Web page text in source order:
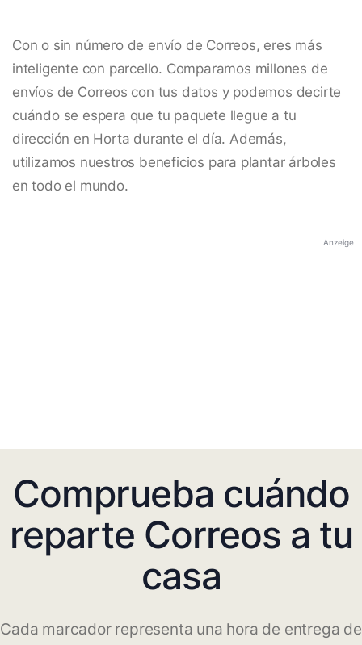
Con o sin número de envío de Correos, eres más
inteligente con parcello. Comparamos millones de
envíos de Correos con tus datos y podemos decirte
cuándo se espera que tu paquete llegue a tu
dirección en Horta durante el día. Además,
utilizamos nuestros beneficios para plantar árboles
en todo el mundo.
Anzeige
Comprueba cuándo
reparte Correos a tu
casa
Cada marcador representa una hora de entrega de